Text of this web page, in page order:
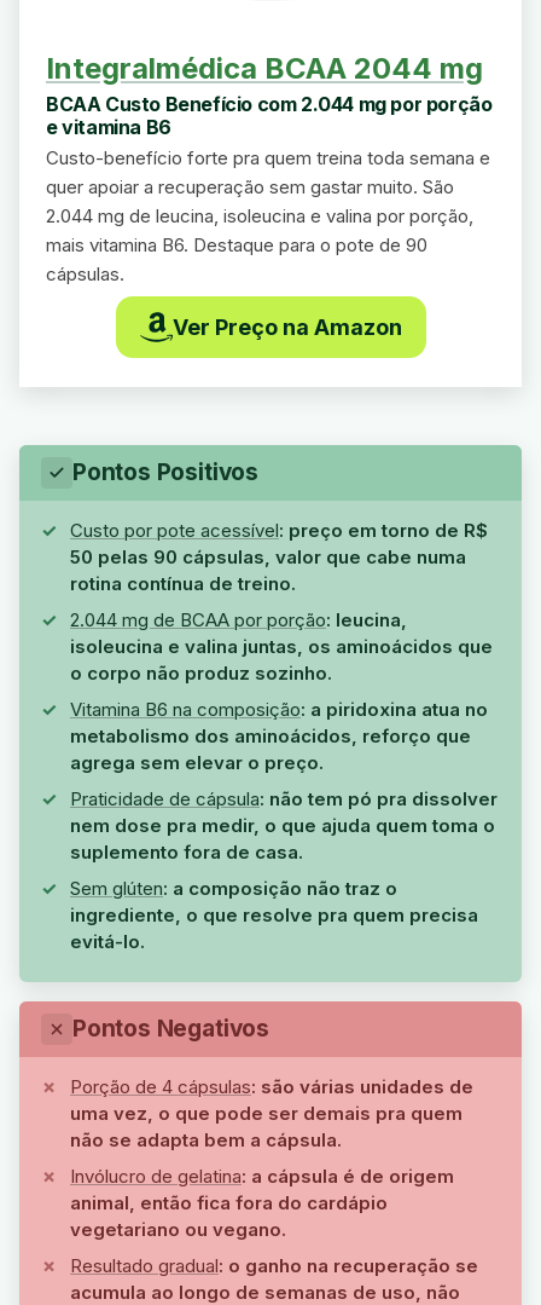
Integralmédica BCAA 2044 mg
BCAA Custo Benefício com 2.044 mg por porção
e vitamina B6
Custo-benefício forte pra quem treina toda semana e
quer apoiar a recuperação sem gastar muito. São
2.044 mg de leucina, isoleucina e valina por porção,
mais vitamina B6. Destaque para o pote de 90
cápsulas.
Ver Preço na Amazon
Pontos Positivos
Custo por pote acessível: preço em torno de R$
50 pelas 90 cápsulas, valor que cabe numa
rotina contínua de treino.
2.044 mg de BCAA por porção: leucina,
isoleucina e valina juntas, os aminoácidos que
o corpo não produz sozinho.
Vitamina B6 na composição: a piridoxina atua no
metabolismo dos aminoácidos, reforço que
agrega sem elevar o preço.
Praticidade de cápsula: não tem pó pra dissolver
nem dose pra medir, o que ajuda quem toma o
suplemento fora de casa.
Sem glúten: a composição não traz o
ingrediente, o que resolve pra quem precisa
evitá-lo.
Pontos Negativos
Porção de 4 cápsulas: são várias unidades de
uma vez, o que pode ser demais pra quem
não se adapta bem a cápsula.
Invólucro de gelatina: a cápsula é de origem
animal, então fica fora do cardápio
vegetariano ou vegano.
Resultado gradual: o ganho na recuperação se
acumula ao longo de semanas de uso, não